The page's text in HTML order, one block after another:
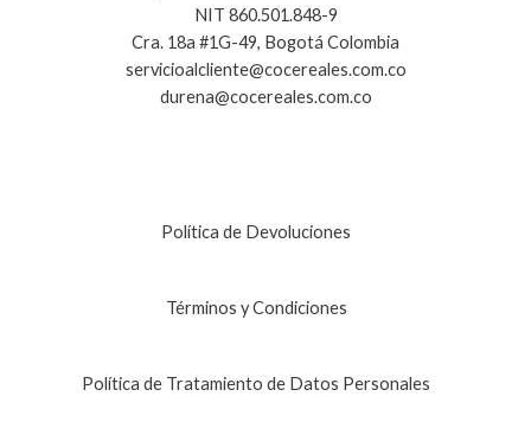
NIT 860.501.848-9
Cra. 18a #1G-49, Bogotá Colombia
servicioalcliente@cocereales.com.co
durena@cocereales.com.co
Política de Devoluciones
Términos y Condiciones
Política de Tratamiento de Datos Personales